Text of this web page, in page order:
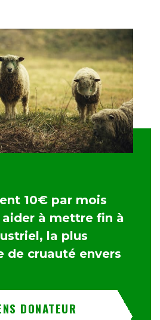
10€ par mois
à mettre fin à
la plus
de cruauté envers
DONATEUR